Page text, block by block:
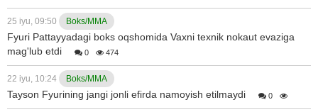
25 iyu, 09:50 Boks/MMA
Fyuri Pattayyadagi boks oqshomida Vaxni texnik nokaut evaziga
mag'lub etdi
0 474
22 iyu, 10:24 Boks/MMA
Tayson Fyurining jangi jonli efirda namoyish etilmaydi 0